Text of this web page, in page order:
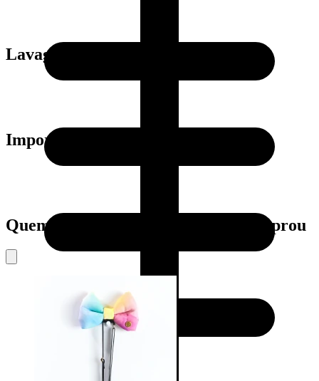
Lavagem
Importante:
Quem viu este produto também comprou